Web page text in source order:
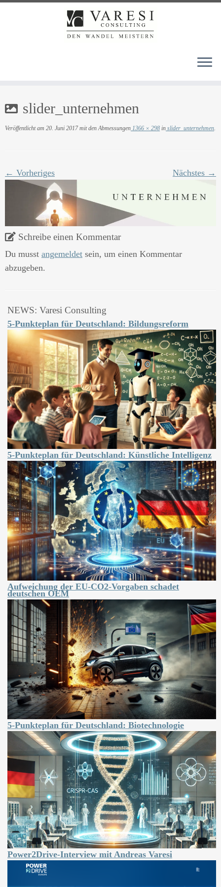
Inhalt slider_unternehmen
Veröffentlicht am 20. Juni 2017mit den Abmessungen 1366 × 298 in slider_unternehmen.
← Vorheriges Nächstes →
Schreibe einen Kommentar
Du musst angemeldet sein, um einen Kommentar
abzugeben.
NEWS: Varesi Consulting
5-Punkteplan für Deutschland: Bildungsreform
5-Punkteplan für Deutschland: Künstliche Intelligenz
Aufweichung der EU-CO2-Vorgaben schadet
deutschen OEM
5-Punkteplan für Deutschland: Biotechnologie
Power2Drive-Interview mit Andreas Varesi